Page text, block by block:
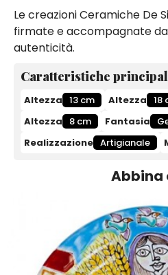
Le creazioni Ceramiche De
firmate e accompagnate
autenticità.
Caratteristiche
Altezza 13 cm Altezza 18
Altezza
8 cm Fantasia
Realizzazione Artigianale
Abbina